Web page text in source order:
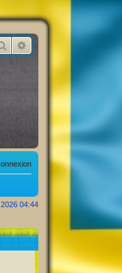
Rechercher
04:44